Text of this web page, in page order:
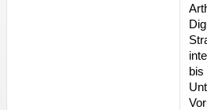
bis